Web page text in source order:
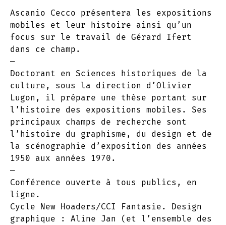
Ascanio Cecco présentera les expositions
mobiles et leur histoire ainsi qu’un
focus sur le travail de Gérard Ifert
dans ce champ.
—
Doctorant en Sciences historiques de la
culture, sous la direction d’Olivier
Lugon, il prépare une thèse portant sur
l’histoire des expositions mobiles. Ses
principaux champs de recherche sont
l’histoire du graphisme, du design et de
la scénographie d’exposition des années
1950 aux années 1970.
—
Conférence ouverte à tous publics, en
ligne.
Cycle New Hoaders/CCI Fantasie. Design
graphique : Aline Jan (et l’ensemble des